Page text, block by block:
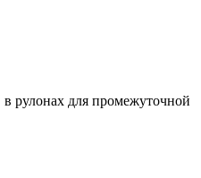
для промежуточной